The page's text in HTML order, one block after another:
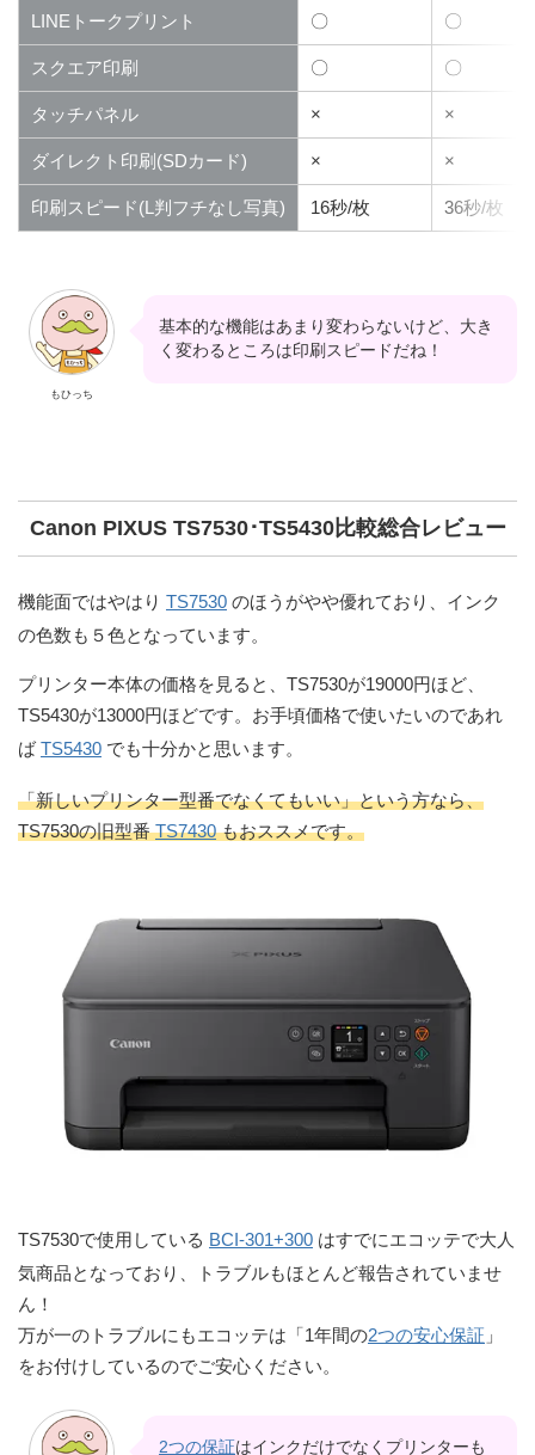
LINEトークプリント 〇 〇
スクエア印刷 〇 〇
タッチパネル × ×
ダイレクト印刷(SDカード) × ×
印刷スピード(L判フチなし写真) 16秒/枚 36秒/枚
もひっち
基本的な機能はあまり変わらないけど、大き
く変わるところは印刷スピードだね！
Canon PIXUS TS7530･TS5430比較総合レビュー
機能面ではやはり TS7530 のほうがやや優れており、インク
の色数も５色となっています。
プリンター本体の価格を見ると、TS7530が19000円ほど、
TS5430が13000円ほどです。お手頃価格で使いたいのであれ
ば TS5430 でも十分かと思います。
「新しいプリンター型番でなくてもいい」という方なら、
TS7530の旧型番 TS7430 もおススメです。
TS7530で使用している BCI-301+300 はすでにエコッテで大人
気商品となっており、トラブルもほとんど報告されていませ
ん！
万が一のトラブルにもエコッテは「1年間の2つの安心保証 」
をお付けしているのでご安心ください。
2つの保証はインクだけでなくプリンターも